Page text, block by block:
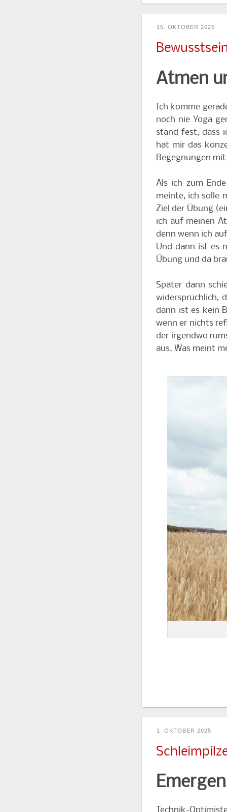
15. OKTOBER 2025
Atmen
Ich komme
noch nie Yoga
stand fest, dass
hat mir das
Begegnungen
Als ich zum
meinte, ich solle
Ziel der Übung
ich auf meinen
denn wenn ich
Und dann ist es
Übung und da
Später dann
widersprüchlich,
dann ist es kein
wenn er nichts
der irgendwo
aus. Was meint
1. OKTOBER 2025